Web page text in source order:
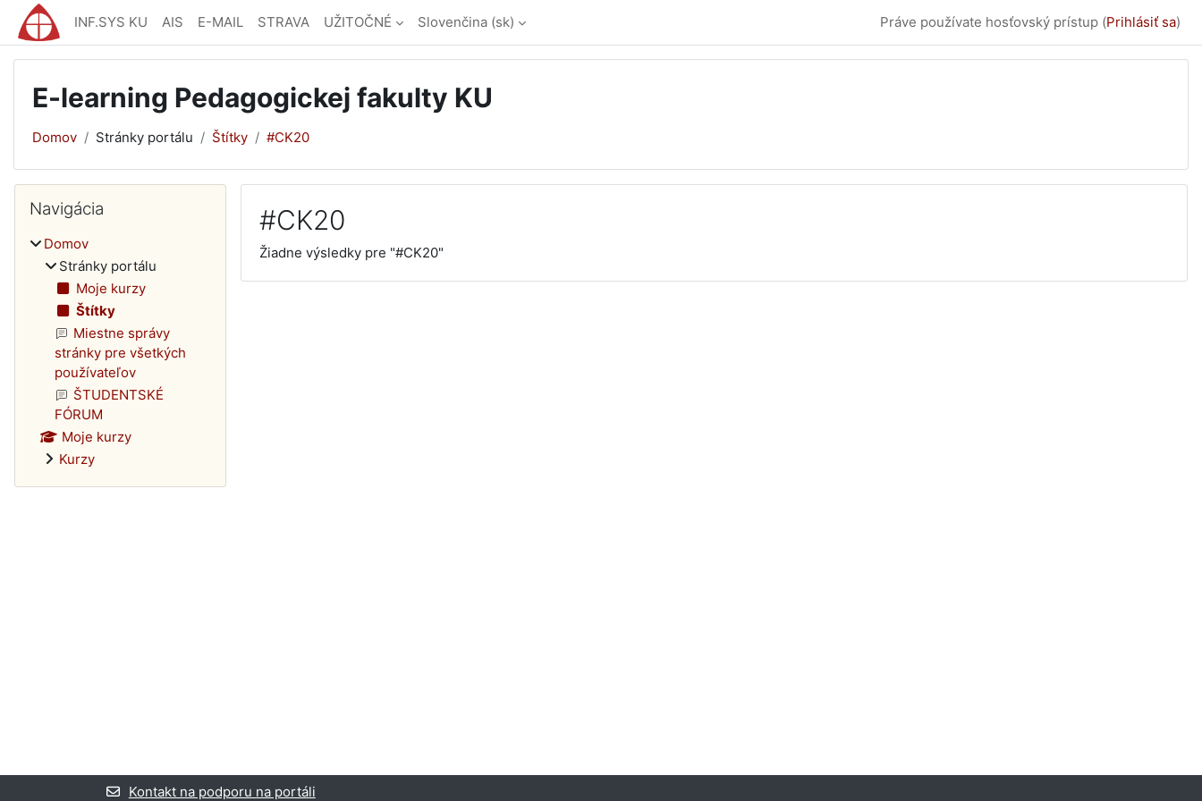
Preskočiť na hlavný obsah
INF.SYS KU AIS E-MAIL STRAVA UŽITOČNÉ Slovenčina ‎(sk)‎ Práve používate hosťovský prístup (Prihlásiť sa)
E-learning Pedagogickej fakulty KU
Domov Stránky portálu Štítky #CK20
#CK20
Žiadne výsledky pre "#CK20"
Bloky
Navigácia
Domov
Stránky portálu
Moje kurzy
Štítky
Miestne správy
stránky pre všetkých
používateľov
ŠTUDENTSKÉ
FÓRUM
Moje kurzy
Kurzy
Kontakt na podporu na portáli